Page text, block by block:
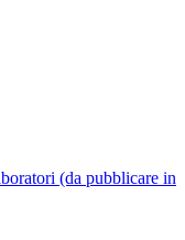
(da pubblicare in